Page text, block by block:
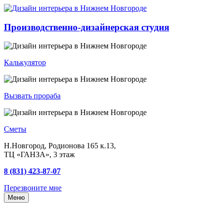
Производственно-дизайнерская студия
Калькулятор
Вызвать прораба
Сметы
Н.Новгород, Родионова 165 к.13,
ТЦ «ГАНЗА», 3 этаж
8 (831) 423-87-07
Перезвоните мне
Меню